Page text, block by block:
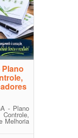
- Plano
Melhoria